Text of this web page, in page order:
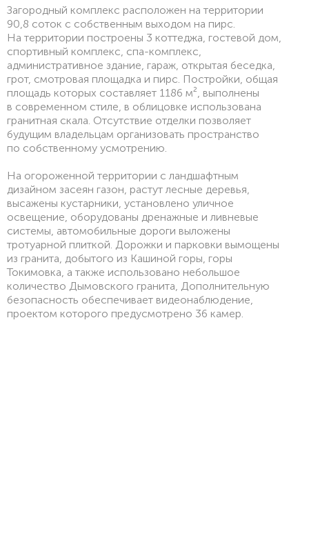
Загородный комплекс расположен на территории
90,8 соток с собственным выходом на пирс.
На территории построены 3 коттеджа, гостевой дом,
спортивный комплекс, спа-комплекс,
административное здание, гараж, открытая беседка,
грот, смотровая площадка и пирс. Постройки, общая
площадь которых составляет 1186 м², выполнены
в современном стиле, в облицовке использована
гранитная скала. Отсутствие отделки позволяет
будущим владельцам организовать пространство
по собственному усмотрению.
На огороженной территории с ландшафтным
дизайном засеян газон, растут лесные деревья,
высажены кустарники, установлено уличное
освещение, оборудованы дренажные и ливневые
системы, автомобильные дороги выложены
тротуарной плиткой. Дорожки и парковки вымощены
из гранита, добытого из Кашиной горы, горы
Токимовка, а также использовано небольшое
количество Дымовского гранита, Дополнительную
безопасность обеспечивает видеонаблюдение,
проектом которого предусмотрено 36 камер.